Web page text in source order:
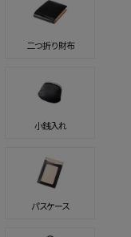
二つ折り財布
小銭入れ
パスケース